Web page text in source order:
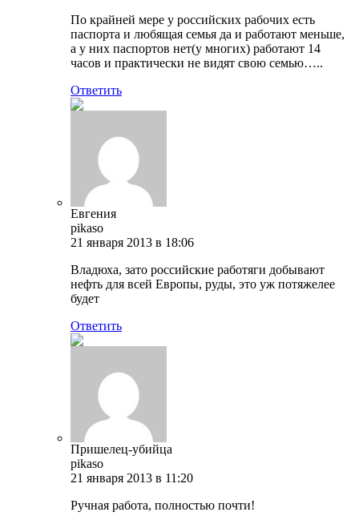
По крайней мере у российских рабочих есть
паспорта и любящая семья да и работают меньше,
а у них паспортов нет(у многих) работают 14
часов и практически не видят свою семью…..
Ответить
Евгения
pikaso
21 января 2013 в 18:06
Владюха, зато российские работяги добывают
нефть для всей Европы, руды, это уж потяжелее
будет
Ответить
Пришелец-убийца
pikaso
21 января 2013 в 11:20
Ручная работа, полностью почти!